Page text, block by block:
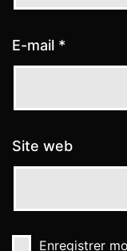
E-mail *
Site web
Enregistrer